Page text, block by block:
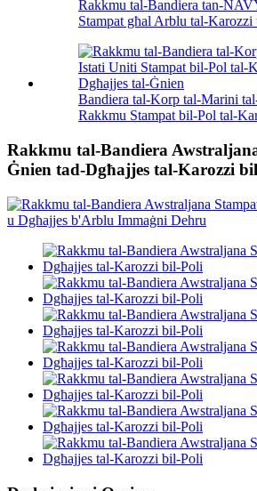
Rakkmu tal-Bandiera tan-
Stampat għal Arblu tal-Karozzi
Bandiera tal-Korp tal-Marini
Rakkmu Stampat bil-Pol tal-
Rakkmu tal-Bandiera
Ġnien tad-Dgħajjes tal-Karozzi